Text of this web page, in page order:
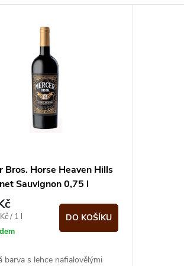
Bros. Horse Heaven Hills
Sauvignon 0,75 l
/ 1 l
DO KOŠÍKU
barva s lehce nafialovělými